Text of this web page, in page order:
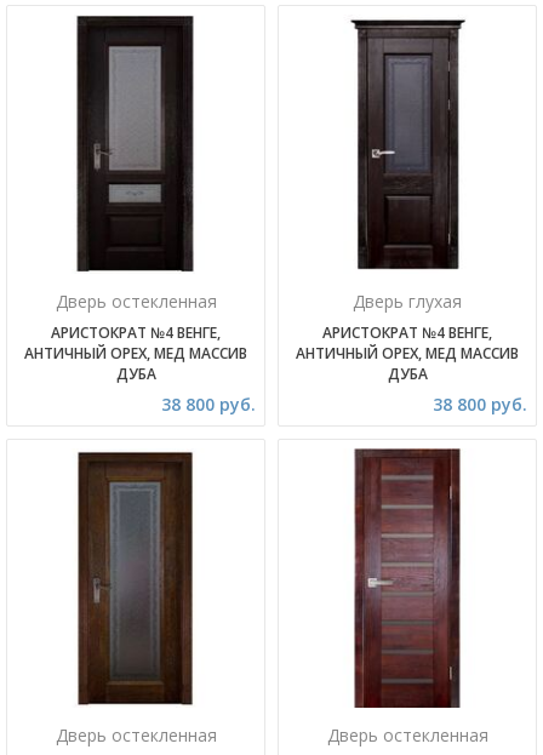
Дверь остекленная
АРИСТОКРАТ №4 ВЕНГЕ,
АНТИЧНЫЙ ОРЕХ, МЕД МАССИВ
ДУБА
38 800 руб.
Дверь глухая
АРИСТОКРАТ №4 ВЕНГЕ,
АНТИЧНЫЙ ОРЕХ, МЕД МАССИВ
ДУБА
38 800 руб.
Дверь остекленная Дверь остекленная